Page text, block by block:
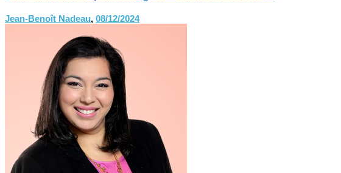
Jean-Benoît Nadeau, 08/12/2024